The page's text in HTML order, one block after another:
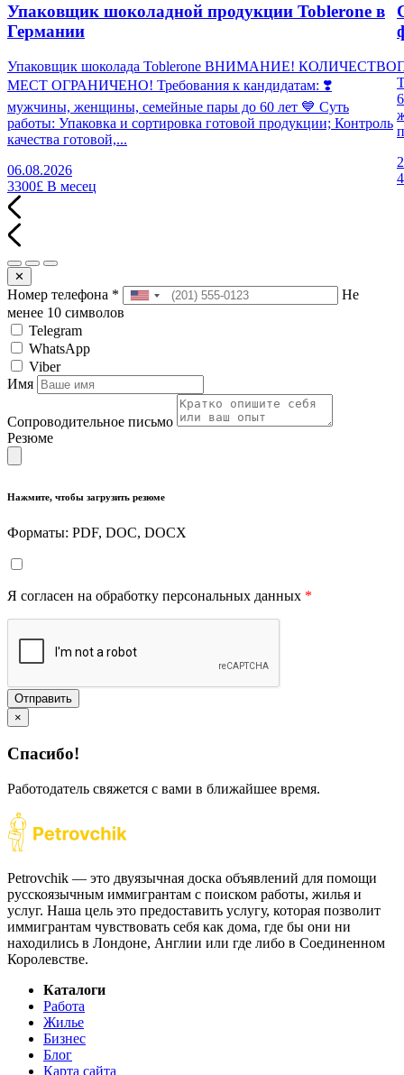
Упаковщик шоколадной продукции Toblerone в
Германии
Упаковщик шоколада Toblerone ВНИМАНИЕ! КОЛИЧЕСТВО
МЕСТ ОГРАНИЧЕНО! Требования к кандидатам: ❣️
мужчины, женщины, семейные пары до 60 лет 💙 Суть
работы: Упаковка и сортировка готовой продукции; Контроль
качества готовой,...
06.08.2026
3300£ В месец
✕
Номер телефона *
Не
менее 10 символов
Telegram
WhatsApp
Viber
Имя
Сопроводительное письмо
Резюме
Нажмите, чтобы загрузить резюме
Форматы: PDF, DOC, DOCX
Я согласен на обработку персональных данных *
Отправить
×
Спасибо!
Работодатель свяжется с вами в ближайшее время.
Petrovchik — это двуязычная доска объявлений для помощи
русскоязычным иммигрантам с поиском работы, жилья и
услуг. Наша цель это предоставить услугу, которая позволит
иммигрантам чувствовать себя как дома, где бы они ни
находились в Лондоне, Англии или где либо в Соединенном
Королевстве.
Каталоги
Работа
Жилье
Бизнес
Блог
Карта сайта